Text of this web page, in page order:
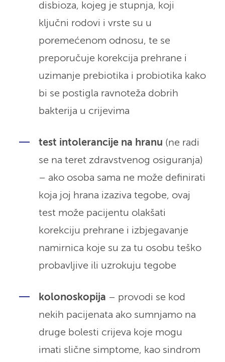
disbioza, kojeg je stupnja, koji
ključni rodovi i vrste su u
poremećenom odnosu, te se
preporučuje korekcija prehrane i
uzimanje prebiotika i probiotika kako
bi se postigla ravnoteža dobrih
bakterija u crijevima
test intolerancije na hranu (ne radi
se na teret zdravstvenog osiguranja)
– ako osoba sama ne može definirati
koja joj hrana izaziva tegobe, ovaj
test može pacijentu olakšati
korekciju prehrane i izbjegavanje
namirnica koje su za tu osobu teško
probavljive ili uzrokuju tegobe
kolonoskopija – provodi se kod
nekih pacijenata ako sumnjamo na
druge bolesti crijeva koje mogu
imati slične simptome, kao sindrom